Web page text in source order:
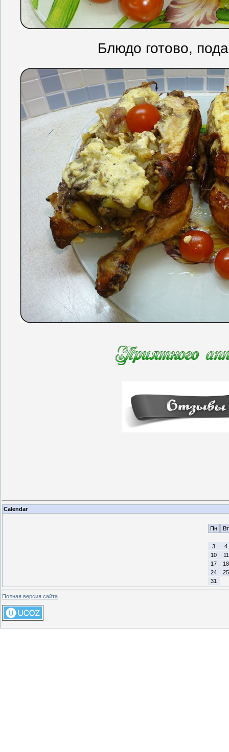
Блюдо готово,
Calendar
Пн
Вт
3
4
10
11
17
18
24
25
31
Полная версия сайта